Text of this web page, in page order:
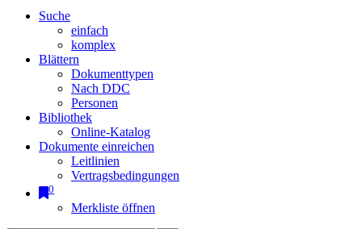
Suche
einfach
komplex
Blättern
Dokumenttypen
Nach DDC
Personen
Bibliothek
Online-Katalog
Dokumente einreichen
Leitlinien
Vertragsbedingungen
0
Merkliste öffnen